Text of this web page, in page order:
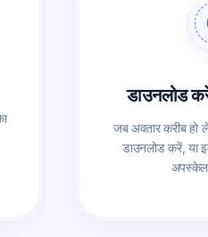
डाउनलोड
जब अवतार करीब हो
डाउनलोड करें, या